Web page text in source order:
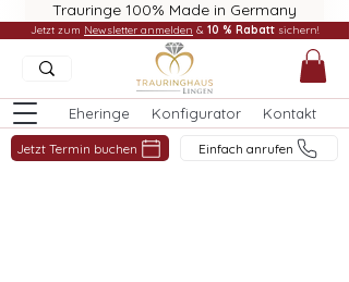
Trauringe 100% Made in Germany
Eheringe Konfigurator Kontakt
Jetzt Termin buchen Einfach anrufen
Jetzt zum Newsletter anmelden & 10 % Rabatt sichern!